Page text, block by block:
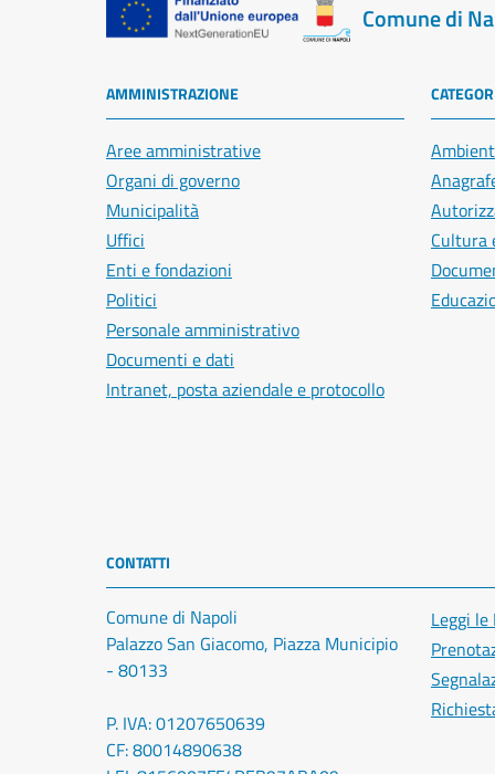
Comune di
AMMINISTRAZIONE
Aree amministrative
Organi di governo
Municipalità
Uffici
Enti e fondazioni
Politici
Personale amministrativo
Documenti e dati
Intranet, posta aziendale e protocollo
Cultura
CONTATTI
Comune di Napoli
Palazzo San Giacomo, Piazza Municipio
- 80133
P. IVA: 01207650639
CF: 80014890638
Leggi le